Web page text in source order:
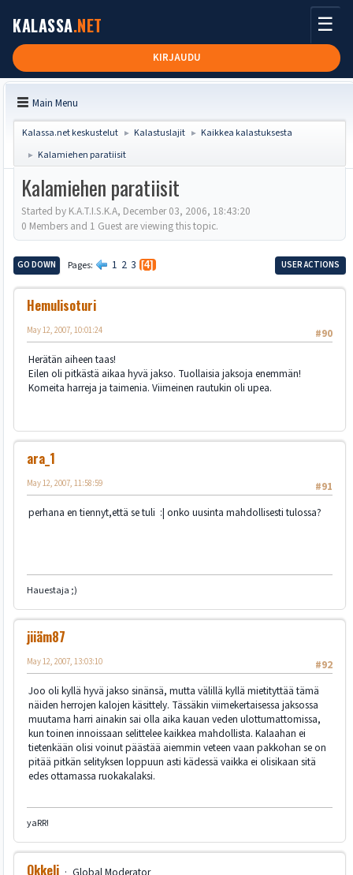
KALASSA.NET
KIRJAUDU
☰
Main Menu
Kalassa.net keskustelut ► Kalastuslajit ► Kaikkea kalastuksesta
► Kalamiehen paratiisit
Kalamiehen paratiisit
Started by K.A.T.I.S.K.A, December 03, 2006, 18:43:20
0 Members and 1 Guest are viewing this topic.
GO DOWN Pages 1 2 3 4 USER ACTIONS
Hemulisoturi
#90
May 12, 2007, 10:01:24
Herätän aiheen taas!
Eilen oli pitkästä aikaa hyvä jakso. Tuollaisia jaksoja enemmän!
Komeita harreja ja taimenia. Viimeinen rautukin oli upea.
ara_1
#91
May 12, 2007, 11:58:59
perhana en tiennyt,että se tuli :| onko uusinta mahdollisesti tulossa?
Hauestaja ;)
jiiäm87
#92
May 12, 2007, 13:03:10
Joo oli kyllä hyvä jakso sinänsä, mutta välillä kyllä mietityttää tämä
näiden herrojen kalojen käsittely. Tässäkin viimekertaisessa jaksossa
muutama harri ainakin sai olla aika kauan veden ulottumattomissa,
kun toinen innoissaan selittelee kaikkea mahdollista. Kalaahan ei
tietenkään olisi voinut päästää aiemmin veteen vaan pakkohan se on
pitää pitkän selityksen loppuun asti kädessä vaikka ei olisikaan sitä
edes ottamassa ruokakalaksi.
yaRR!
Qkkeli
Global Moderator